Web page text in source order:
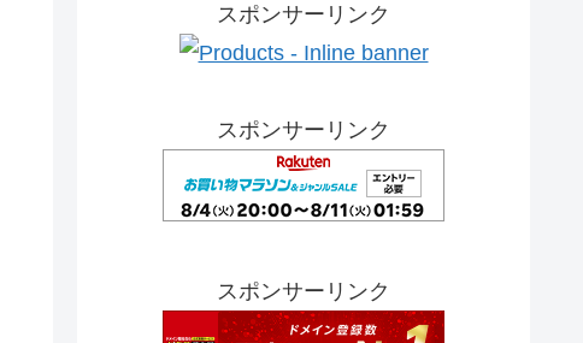
スポンサーリンク
スポンサーリンク
スポンサーリンク